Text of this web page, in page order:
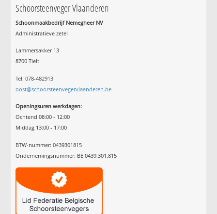
Schoorsteenveger Vlaanderen
Schoonmaakbedrijf Nemegheer NV
Administratieve zetel
Lammersakker 13
8700 Tielt
Tel: 078-482913
oost@schoorsteenvegervlaanderen.be
Openingsuren werkdagen:
Ochtend 08:00 - 12:00
Middag 13:00 - 17:00
BTW-nummer: 0439301815
Ondernemingsnummer: BE 0439.301.815